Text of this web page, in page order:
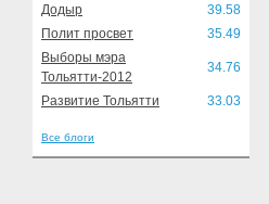
Додыр
39.58
Полит просвет
35.49
Выборы мэра
Тольятти-2012
34.76
Развитие Тольятти 33.03
Все блоги